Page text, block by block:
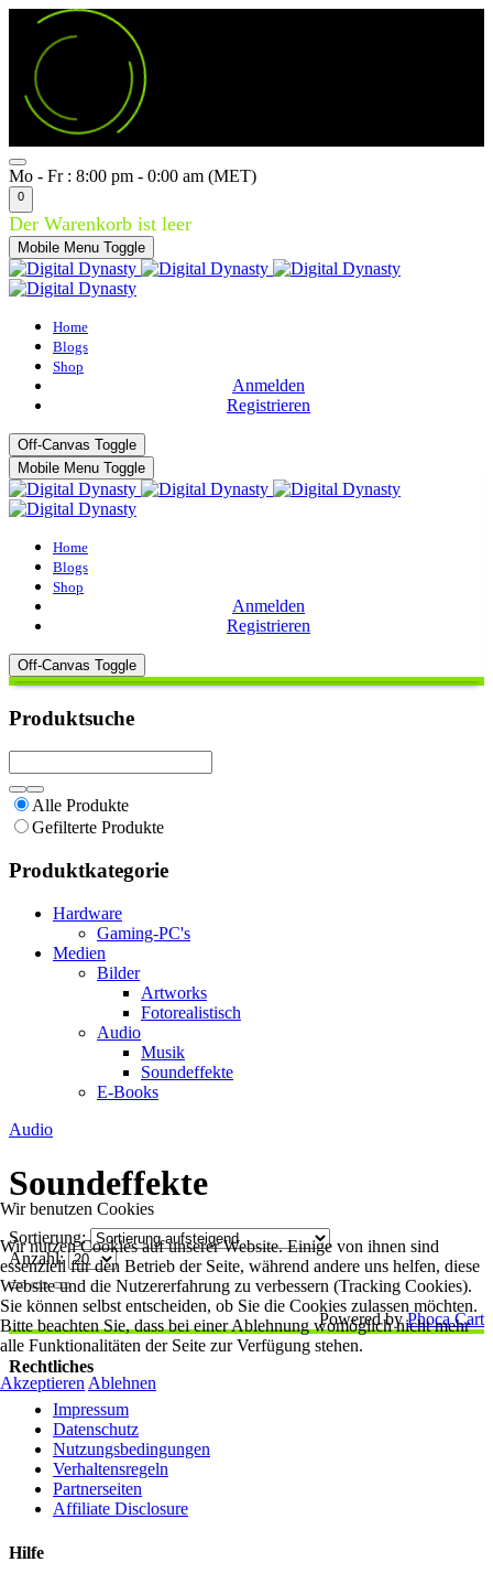
Mo - Fr : 8:00 pm - 0:00 am (MET)
0
Der Warenkorb ist leer
Mobile Menu Toggle
Home
Blogs
Shop
Anmelden
Registrieren
Off-Canvas Toggle
Mobile Menu Toggle
Home
Blogs
Shop
Anmelden
Registrieren
Off-Canvas Toggle
Produktsuche
Alle Produkte
Gefilterte Produkte
Produktkategorie
Hardware
Gaming-PC's
Medien
Bilder
Artworks
Fotorealistisch
Audio
Musik
Soundeffekte
E-Books
Audio
Soundeffekte
Sortierung:
Anzahl:
Powered byPhoca Cart
Rechtliches
Impressum
Datenschutz
Nutzungsbedingungen
Verhaltensregeln
Partnerseiten
Affiliate Disclosure
Hilfe
Wir benutzen Cookies
Wir nutzen Cookies auf unserer Website. Einige von ihnen sind
essenziell für den Betrieb der Seite, während andere uns helfen, diese
Website und die Nutzererfahrung zu verbessern (Tracking Cookies).
Sie können selbst entscheiden, ob Sie die Cookies zulassen möchten.
Bitte beachten Sie, dass bei einer Ablehnung womöglich nicht mehr
alle Funktionalitäten der Seite zur Verfügung stehen.
Akzeptieren Ablehnen